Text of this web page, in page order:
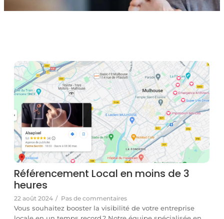
Référencement Local en moins de 3
heures
22 août 2024 / Pas de commentaires
Vous souhaitez booster la visibilité de votre entreprise